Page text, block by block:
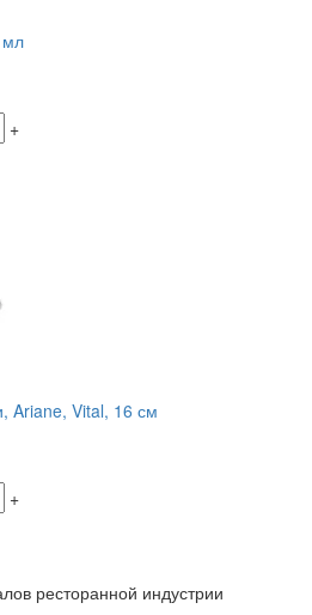
мл
+
Ariane, Vital, 16 см
+
ресторанной индустрии